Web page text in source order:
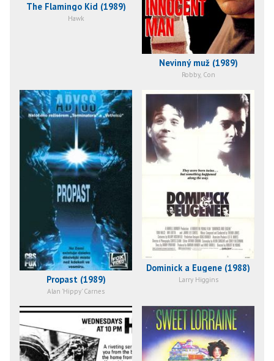
The Flamingo Kid (1989)
Hawk
Nevinný muž (1989)
Robby, Con
Propast (1989)
Alan 'Hippy' Carnes
Dominick a Eugene (1988)
Larry Higgins